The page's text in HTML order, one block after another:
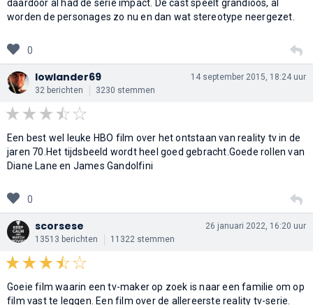
daardoor al had de serie impact. De cast speelt grandioos, al
worden de personages zo nu en dan wat stereotype neergezet.
0
lowlander69
32 berichten 3230 stemmen
14 september 2015, 18:24 uur
Een best wel leuke HBO film over het ontstaan van reality tv in de
jaren 70.Het tijdsbeeld wordt heel goed gebracht.Goede rollen van
Diane Lane en James Gandolfini
0
scorsese
13513 berichten 11322 stemmen
26 januari 2022, 16:20 uur
Goeie film waarin een tv-maker op zoek is naar een familie om op
film vast te leggen. Een film over de allereerste reality tv-serie.